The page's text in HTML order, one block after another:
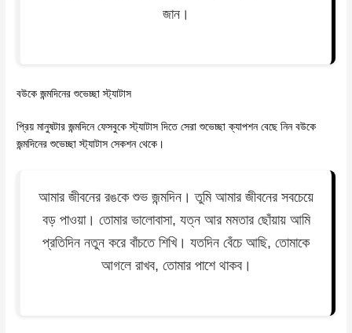
জান।
বউকে জন্মদিনের শুভেচ্ছা স্ট্যাটাস
প্রিয় মানুষটার জন্মদিনে ফেসবুকে স্ট্যাটাস দিতে সেরা শুভেচ্ছা ক্যাপশন বেছে নিন বউকে
জন্মদিনের শুভেচ্ছা স্ট্যাটাস সেকশন থেকে।
আমার জীবনের রঙকে শুভ জন্মদিন। তুমি আমার জীবনের সবচেয়ে
বড় পাওয়া। তোমার ভালোবাসা, যত্ন আর মমতার ছোঁয়ায় আমি
প্রতিদিন নতুন করে বাঁচতে শিখি। যতদিন বেঁচে আছি, তোমাকে
আগলে রাখব, তোমার পাশে থাকব।